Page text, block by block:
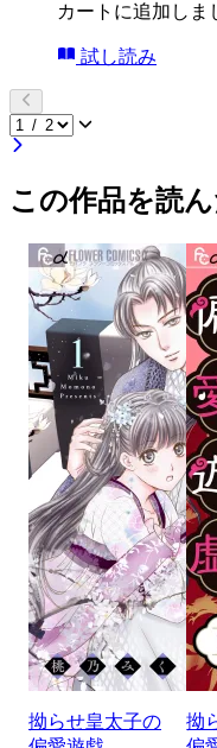
カートに追加しま
試し読み
この作品を読
拗らせ皇太子の
拗